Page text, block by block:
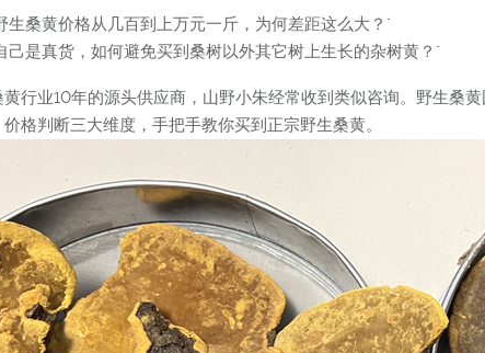
生桑黄价格从几百到上万元一斤，为何差距这么大？"
己是真货，如何避免买到桑树以外其它树上生长的杂树黄？"
行业10年的源头供应商，山野小朱经常收到类似咨询。野生桑
格判断三大维度，手把手教你买到正宗野生桑黄。